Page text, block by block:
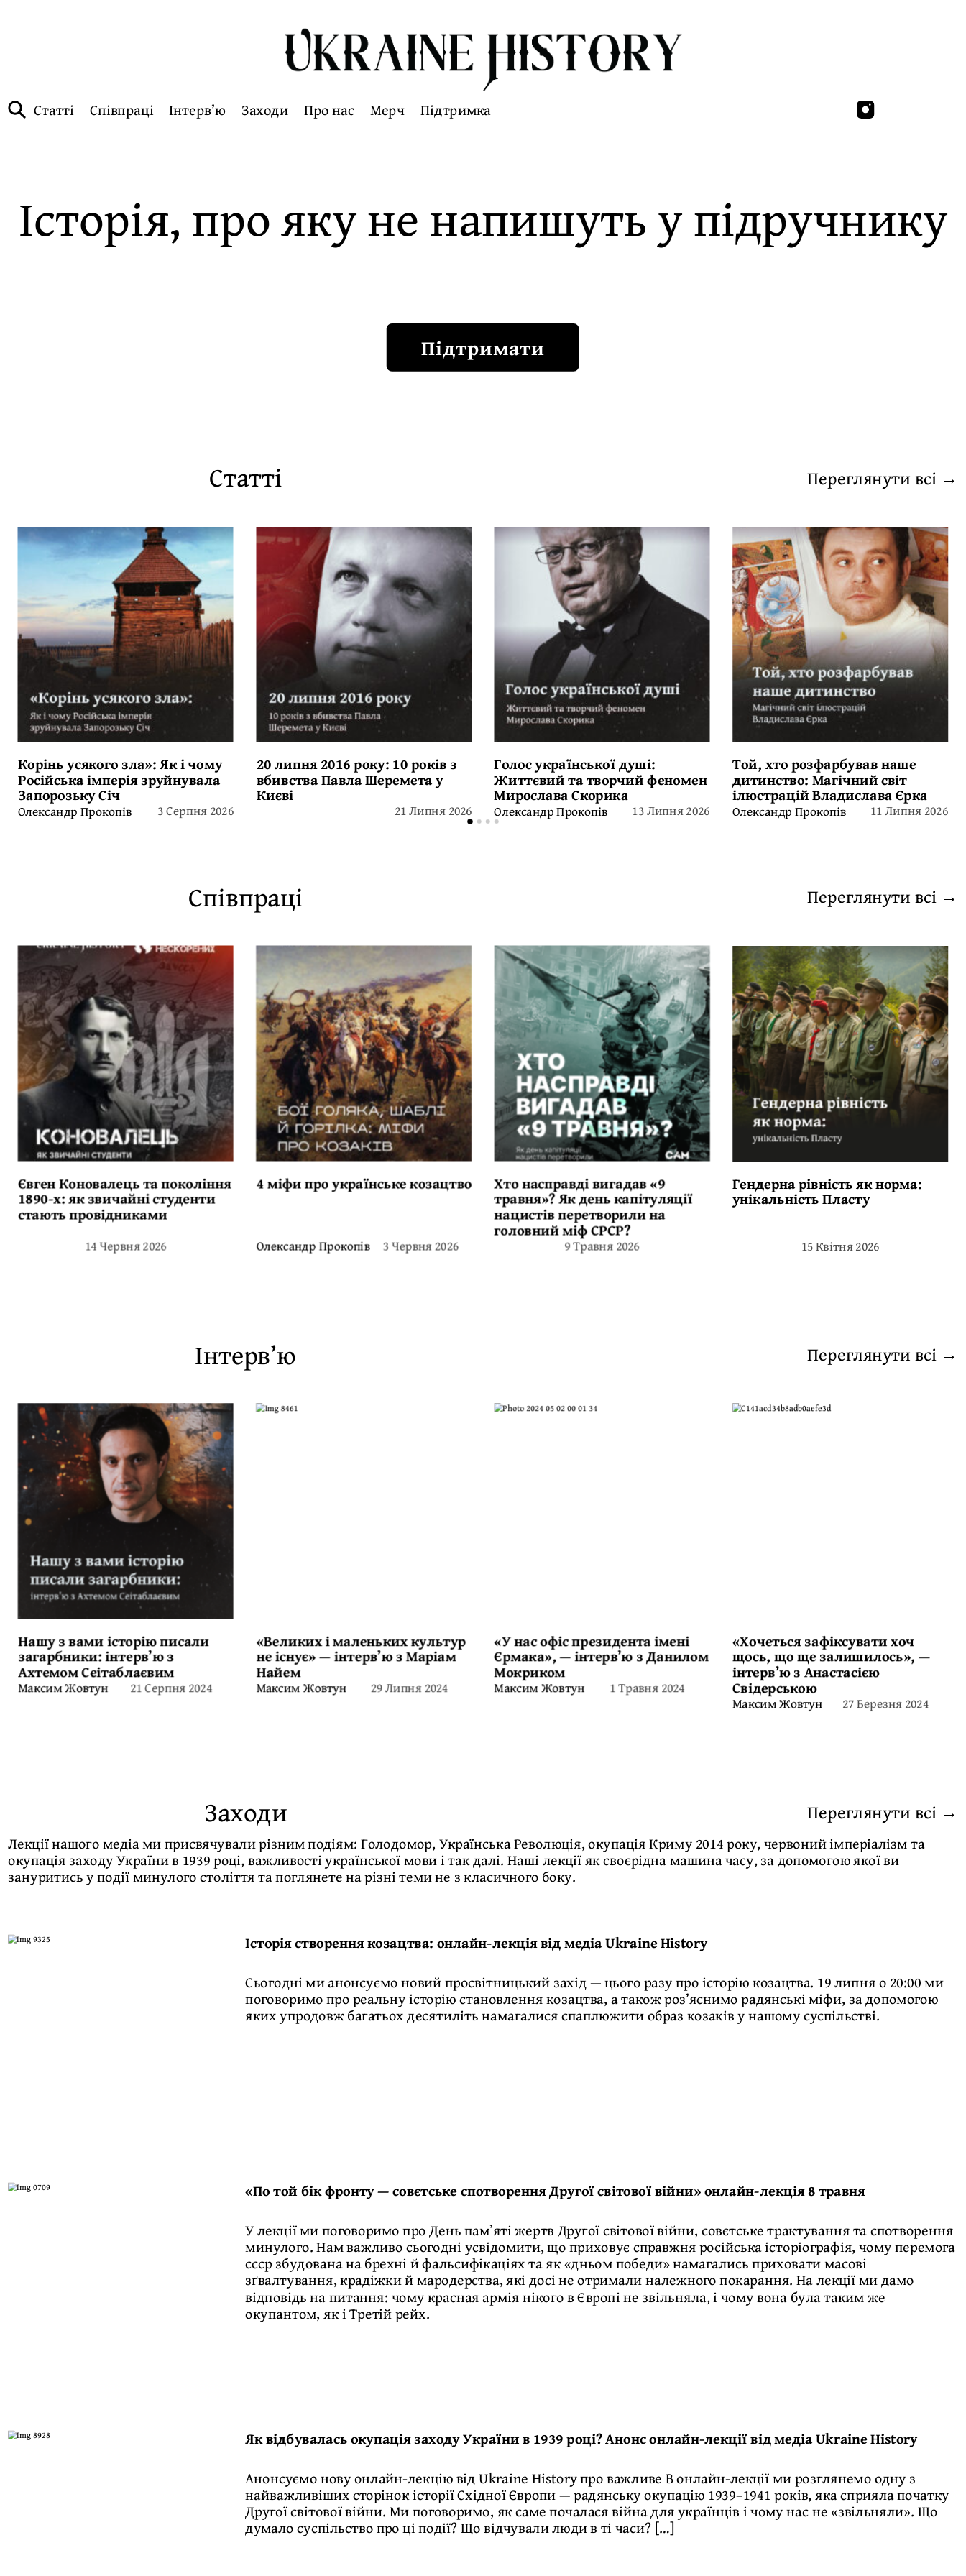
Статті Співпраці Інтерв’ю Заходи Про нас Мерч Підтримка
Історія, про яку не напишуть у підручнику
Підтримати
Статті Переглянути всі →
Корінь усякого зла»: Як і чому
Російська імперія зруйнувала
Запорозьку Січ
Олександр Прокопів 3 Серпня 2026
20 липня 2016 року: 10 років з
вбивства Павла Шеремета у
Києві
21 Липня 2026
Голос української душі:
Життєвий та творчий феномен
Мирослава Скорика
Олександр Прокопів 13 Липня 2026
Той, хто розфарбував наше
дитинство: Магічний світ
ілюстрацій Владислава Єрка
Олександр Прокопів 11 Липня 2026
Співпраці Переглянути всі →
Євген Коновалець та покоління
1890-х: як звичайні студенти
стають провідниками
14 Червня 2026
4 міфи про українське козацтво
Олександр Прокопів 3 Червня 2026
Хто насправді вигадав «9
травня»? Як день капітуляції
нацистів перетворили на
головний міф СРСР?
9 Травня 2026
Гендерна рівність як норма:
унікальність Пласту
15 Квітня 2026
Інтерв’ю Переглянути всі →
Нашу з вами історію писали
загарбники: інтерв’ю з
Ахтемом Сеітаблаєвим
Максим Жовтун 21 Серпня 2024
«Великих і маленьких культур
не існує» — інтерв’ю з Маріам
Найем
Максим Жовтун 29 Липня 2024
«У нас офіс президента імені
Єрмака», — інтерв’ю з Данилом
Мокриком
Максим Жовтун 1 Травня 2024
«Хочеться зафіксувати хоч
щось, що ще залишилось», —
інтерв’ю з Анастасією
Свідерською
Максим Жовтун 27 Березня 2024
Заходи Переглянути всі →
Лекції нашого медіа ми присвячували різним подіям: Голодомор, Українська Революція, окупація Криму 2014 року, червоний імперіалізм та
окупація заходу України в 1939 році, важливості української мови і так далі. Наші лекції як своєрідна машина часу, за допомогою якої ви
зануритись у події минулого століття та поглянете на різні теми не з класичного боку.
Історія створення козацтва: онлайн-лекція від медіа Ukraine History
Сьогодні ми анонсуємо новий просвітницький захід — цього разу про історію козацтва. 19 липня о 20:00 ми
поговоримо про реальну історію становлення козацтва, а також роз’яснимо радянські міфи, за допомогою
яких упродовж багатьох десятиліть намагалися спаплюжити образ козаків у нашому суспільстві.
«По той бік фронту — совєтське спотворення Другої світової війни» онлайн-лекція 8 травня
У лекції ми поговоримо про День памʼяті жертв Другої світової війни, совєтське трактування та спотворення
минулого. Нам важливо сьогодні усвідомити, що приховує справжня російська історіографія, чому перемога
ссср збудована на брехні й фальсифікаціях та як «дньом победи» намагались приховати масові
зґвалтування, крадіжки й мародерства, які досі не отримали належного покарання. На лекції ми дамо
відповідь на питання: чому красная армія нікого в Європі не звільняла, і чому вона була таким же
окупантом, як і Третій рейх.
Як відбувалась окупація заходу України в 1939 році? Анонс онлайн-лекції від медіа Ukraine History
Анонсуємо нову онлайн-лекцію від Ukraine History про важливе В онлайн-лекції ми розглянемо одну з
найважливіших сторінок історії Східної Європи — радянську окупацію 1939–1941 років, яка сприяла початку
Другої світової війни. Ми поговоримо, як саме почалася війна для українців і чому нас не «звільняли». Що
думало суспільство про ці події? Що відчували люди в ті часи? […]